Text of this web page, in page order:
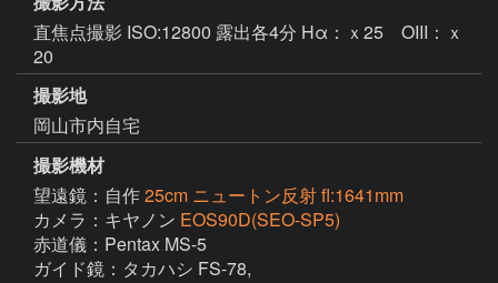
直焦点撮影 ISO:12800 露出各4分 Hα：ｘ25 OIII：ｘ
20
撮影地
岡山市内自宅
撮影機材
望遠鏡：自作25cm ニュートン反射 fl:1641mm
カメラ：キヤノン EOS90D(SEO-SP5)
赤道儀：Pentax MS-5
ガイド鏡：タカハシ FS-78,